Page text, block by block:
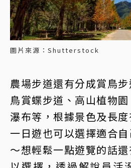
圖片來源：Shutterstock
農場步道還有分成賞鳥
鳥賞蝶步道、高山植物
瀑布等，根據景色及長
一日遊也可以選擇適合
～想輕鬆一點遊覽的話